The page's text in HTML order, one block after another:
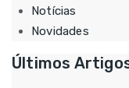
Notícias
Novidades
Últimos